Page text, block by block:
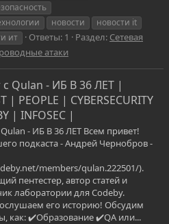
новости
новости it
ит Ответы: 1 Раздел: Сетевая
атаки
с Qulan - ИБ В 36 ЛЕТ |
| PEOPLE | CYBERSECURITY
| INFOSEC |
- ИБ В 36 ЛЕТ Всем привет!
подкаста - Андрей Чернобров -
members/qulan.222501/).
пентестер, автор статей и
лаборатории для Codeby.
его историю! Обсудим
как: ✔️Образование ✔️QA или...